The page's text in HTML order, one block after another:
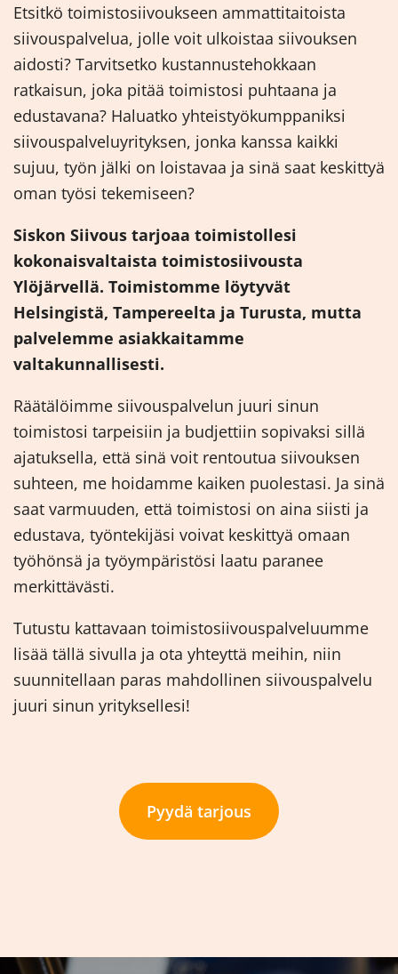
Etsitkö toimistosiivoukseen ammattitaitoista
siivouspalvelua, jolle voit ulkoistaa siivouksen
aidosti? Tarvitsetko kustannustehokkaan
ratkaisun, joka pitää toimistosi puhtaana ja
edustavana? Haluatko yhteistyökumppaniksi
siivouspalveluyrityksen, jonka kanssa kaikki
sujuu, työn jälki on loistavaa ja sinä saat keskittyä
oman työsi tekemiseen?
Siskon Siivous tarjoaa toimistollesi
kokonaisvaltaista toimistosiivousta
Ylöjärvellä. Toimistomme löytyvät
Helsingistä, Tampereelta ja Turusta, mutta
palvelemme asiakkaitamme
valtakunnallisesti.
Räätälöimme siivouspalvelun juuri sinun
toimistosi tarpeisiin ja budjettiin sopivaksi sillä
ajatuksella, että sinä voit rentoutua siivouksen
suhteen, me hoidamme kaiken puolestasi. Ja sinä
saat varmuuden, että toimistosi on aina siisti ja
edustava, työntekijäsi voivat keskittyä omaan
työhönsä ja työympäristösi laatu paranee
merkittävästi.
Tutustu kattavaan toimistosiivouspalveluumme
lisää tällä sivulla ja ota yhteyttä meihin, niin
suunnitellaan paras mahdollinen siivouspalvelu
juuri sinun yrityksellesi!
Pyydä tarjous